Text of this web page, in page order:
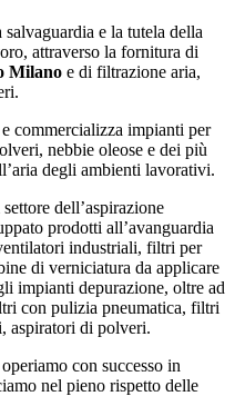
e la tutela della
attraverso la fornitura di
Milano e di filtrazione aria,
commercializza impianti per
nebbie oleose e dei più
degli ambienti lavorativi.
dell’aspirazione
prodotti all’avanguardia
industriali, filtri per
di verniciatura da applicare
impianti depurazione, oltre ad
con pulizia pneumatica, filtri
aspiratori di polveri.
con successo in
nel pieno rispetto delle